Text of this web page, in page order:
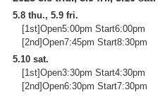
5.8 thu., 5.9 fri.
[1st]Open5:00pm Start6:00pm
[2nd]Open7:45pm Start8:30pm
5.10 sat.
[1st]Open3:30pm Start4:30pm
[2nd]Open6:30pm Start7:30pm